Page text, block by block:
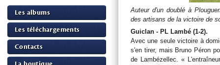
Les albums
Les téléchargements
Contacts
Auteur d'un doublé à
des artisans de la victoire de
Guiclan - PL Lambé (1-2).
Avec une seule victoire à
s'en tirer, mais Bruno Péron
de Lambézellec. «